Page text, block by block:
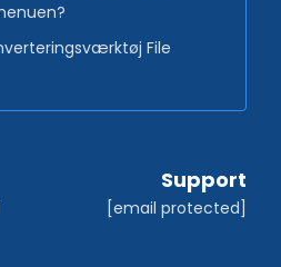
File
Support
[email protected]